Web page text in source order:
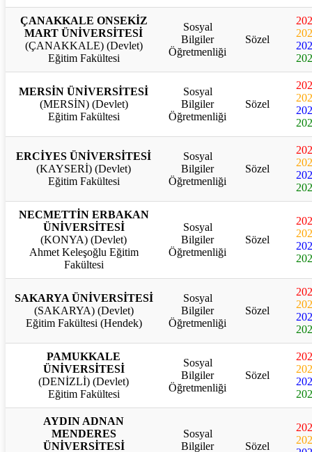
ÇANAKKALE ONSEKİZ
MART ÜNİVERSİTESİ
(ÇANAKKALE) (Devlet)
Eğitim Fakültesi
Sosyal
Bilgiler
Öğretmenliği
Sözel
MERSİN ÜNİVERSİTESİ
(MERSİN) (Devlet)
Eğitim Fakültesi
Sosyal
Bilgiler
Öğretmenliği
Sözel
ERCİYES ÜNİVERSİTESİ
(KAYSERİ) (Devlet)
Eğitim Fakültesi
Sosyal
Bilgiler
Öğretmenliği
Sözel
NECMETTİN ERBAKAN
ÜNİVERSİTESİ
(KONYA) (Devlet)
Ahmet Keleşoğlu Eğitim
Fakültesi
Sosyal
Bilgiler
Öğretmenliği
Sözel
SAKARYA ÜNİVERSİTESİ
(SAKARYA) (Devlet)
Eğitim Fakültesi (Hendek)
Sosyal
Bilgiler
Öğretmenliği
Sözel
PAMUKKALE
ÜNİVERSİTESİ
(DENİZLİ) (Devlet)
Eğitim Fakültesi
Sosyal
Bilgiler
Öğretmenliği
Sözel
AYDIN ADNAN
MENDERES
ÜNİVERSİTESİ
Sosyal
Bilgiler
Sözel